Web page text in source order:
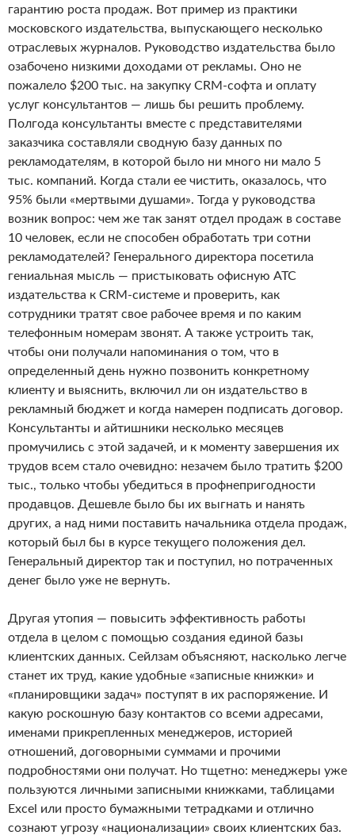
гарантию роста продаж. Вот пример из практики
московского издательства, выпускающего несколько
отраслевых журналов. Руководство издательства было
озабочено низкими доходами от рекламы. Оно не
пожалело $200 тыс. на закупку CRM-софта и оплату
услуг консультантов — лишь бы решить проблему.
Полгода консультанты вместе с представителями
заказчика составляли сводную базу данных по
рекламодателям, в которой было ни много ни мало 5
тыс. компаний. Когда стали ее чистить, оказалось, что
95% были «мертвыми душами». Тогда у руководства
возник вопрос: чем же так занят отдел продаж в составе
10 человек, если не способен обработать три сотни
рекламодателей? Генерального директора посетила
гениальная мысль — пристыковать офисную АТС
издательства к CRM-системе и проверить, как
сотрудники тратят свое рабочее время и по каким
телефонным номерам звонят. А также устроить так,
чтобы они получали напоминания о том, что в
определенный день нужно позвонить конкретному
клиенту и выяснить, включил ли он издательство в
рекламный бюджет и когда намерен подписать договор.
Консультанты и айтишники несколько месяцев
промучились с этой задачей, и к моменту завершения их
трудов всем стало очевидно: незачем было тратить $200
тыс., только чтобы убедиться в профнепригодности
продавцов. Дешевле было бы их выгнать и нанять
других, а над ними поставить начальника отдела продаж,
который был бы в курсе текущего положения дел.
Генеральный директор так и поступил, но потраченных
денег было уже не вернуть.
Другая утопия — повысить эффективность работы
отдела в целом с помощью создания единой базы
клиентских данных. Сейлзам объясняют, насколько легче
станет их труд, какие удобные «записные книжки» и
«планировщики задач» поступят в их распоряжение. И
какую роскошную базу контактов со всеми адресами,
именами прикрепленных менеджеров, историей
отношений, договорными суммами и прочими
подробностями они получат. Но тщетно: менеджеры уже
пользуются личными записными книжками, таблицами
Excel или просто бумажными тетрадками и отлично
сознают угрозу «национализации» своих клиентских баз.